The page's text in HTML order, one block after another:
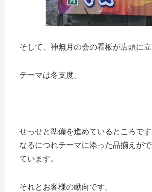
そして、神無月の会の看板が店頭に立
テーマは冬支度。
せっせと準備を進めているところです
なるにつれテーマに添った品揃えが
ています。
それとお客様の動向です。